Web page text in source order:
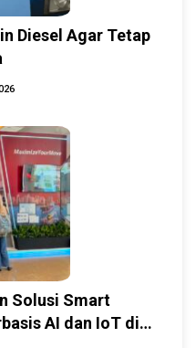
Diesel Agar Tetap
Solusi Smart
AI dan IoT di